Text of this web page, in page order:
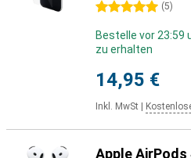
5 Sterne (5)
Bestelle vor 23:59
zu erhalten
14,95 €
Inkl. MwSt
Apple AirPods